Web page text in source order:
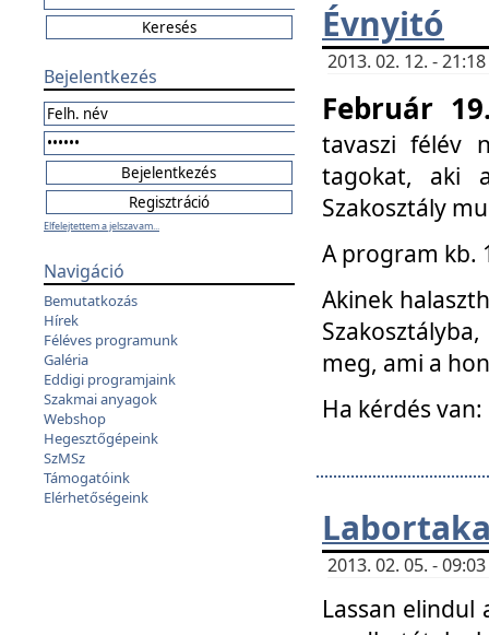
Bejelentkezés
Elfelejtettem a jelszavam...
Navigáció
Bemutatkozás
Hírek
Féléves programunk
Galéria
Eddigi programjaink
Szakmai anyagok
Webshop
Hegesztőgépeink
SzMSz
Támogatóink
Elérhetőségeink
Évnyitó
2013. 02. 12. -
Február
tavaszi félév
tagokat, aki
Szakosztály
A program kb.
Akinek
meg, ami a
Ha kérdés
2013. 02. 05. -
Lassan elindul